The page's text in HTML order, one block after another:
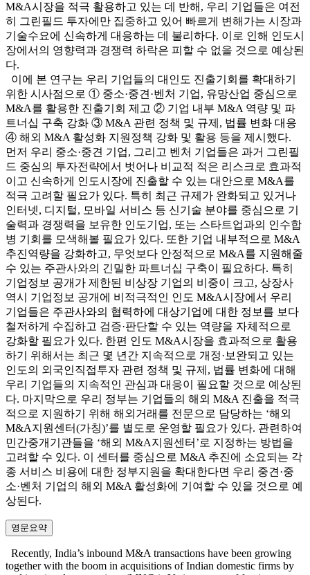
M&A시장을 적극 활용하고 있는 데 반해, 우리 기업들은 여전
히 그린필드 투자에만 집중하고 있어 빠르게 변해가는 시장과
기술수요에 신속하게 대응하는 데 불리하다. 이로 인해 인도시
장에서의 영향력과 경쟁력 하락은 피할 수 없을 것으로 예상된
다.
이에 본 연구는 우리 기업들의 대인도 진출기회를 확대하기
위한 시사점으로 ① 중소·중견·벤처 기업, 유망산업 중심으로
M&A를 활용한 진출기회 제고 ② 기업 내부 M&A 역량 및 파
트너십 구축 강화 ③ M&A 관련 정책 및 규제, 법률 변화 대응
④ 해외 M&A 활성화 지원정책 강화 및 활용 등을 제시했다.
먼저 우리 중소·중견 기업, 그리고 벤처 기업들은 과거 그린필
드 중심의 투자전략에서 벗어나 비교적 적은 리스크로 효과적
이고 신속하게 인도시장에 진출할 수 있는 대안으로 M&A를
적극 고려할 필요가 있다. 특히 최근 규제가 완화되고 있거나
인터넷, 디지털, 모바일 서비스 등 신기술 분야를 중심으로 기
술력과 경쟁력을 보유한 인도기업, 또는 스타트업과의 인수합
병 기회를 모색해볼 필요가 있다. 또한 기업 내부적으로 M&A
추진역량을 강화하고, 무엇보다 안정적으로 M&A를 지원해줄
수 있는 주관사와의 긴밀한 파트너십 구축이 필요하다. 특히
기업정보 공개가 제한된 비상장 기업의 비중이 크고, 상장사
역시 기업정보 공개에 비적극적인 인도 M&A시장에서 우리
기업들은 주관사와의 협력하에 대상기업에 대한 정보를 보다
철저하게 수집하고 검증·판단할 수 있는 역량을 자체적으로
강화할 필요가 있다. 한편 인도 M&A시장을 효과적으로 활용
하기 위해서는 최근 몇 년간 지속적으로 개정·보완되고 있는
인도의 외국인직접투자 관련 정책 및 규제, 법률 변화에 대해
우리 기업들의 지속적인 관심과 대응이 필요할 것으로 예상된
다. 마지막으로 우리 정부는 기업들의 해외 M&A 진출을 적극
적으로 지원하기 위해 해외거래를 전문으로 담당하는 ‘해외
M&A지원센터(가칭)’를 별도로 운영할 필요가 있다. 관련하여
민간중개기관들을 ‘해외 M&A지원센터’로 지정하는 방법을
고려할 수 있다. 이 센터를 중심으로 M&A 추진에 소요되는 각
종 서비스 비용에 대한 정부지원을 확대한다면 우리 중견·중
소·벤처 기업의 해외 M&A 활성화에 기여할 수 있을 것으로 예
상된다.
영문요약
Recently, India’s inbound M&A transactions have been growing
together with the boom in acquisitions of Indian domestic firms by